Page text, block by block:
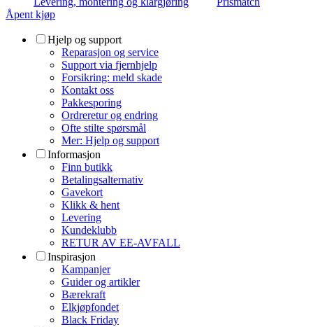
Åpent kjøp
Hjelp og support
Reparasjon og service
Support via fjernhjelp
Forsikring: meld skade
Kontakt oss
Pakkesporing
Ordreretur og endring
Ofte stilte spørsmål
Mer: Hjelp og support
Informasjon
Finn butikk
Betalingsalternativ
Gavekort
Klikk & hent
Levering
Kundeklubb
RETUR AV EE-AVFALL
Inspirasjon
Kampanjer
Guider og artikler
Bærekraft
Elkjøpfondet
Black Friday